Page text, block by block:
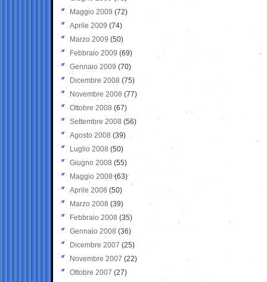
Maggio 2009 (72)
Aprile 2009 (74)
Marzo 2009 (50)
Febbraio 2009 (69)
Gennaio 2009 (70)
Dicembre 2008 (75)
Novembre 2008 (77)
Ottobre 2008 (67)
Settembre 2008 (56)
Agosto 2008 (39)
Luglio 2008 (50)
Giugno 2008 (55)
Maggio 2008(63)
Aprile 2008 (50)
Marzo 2008 (39)
Febbraio 2008 (35)
Gennaio 2008 (36)
Dicembre 2007 (25)
Novembre 2007 (22)
Ottobre 2007 (27)